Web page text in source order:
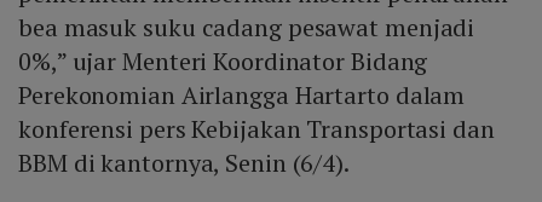
bea masuk suku cadang pesawat menjadi
0%,” ujar Menteri Koordinator Bidang
Perekonomian Airlangga Hartarto dalam
konferensi pers Kebijakan Transportasi dan
BBM di kantornya, Senin (6/4).